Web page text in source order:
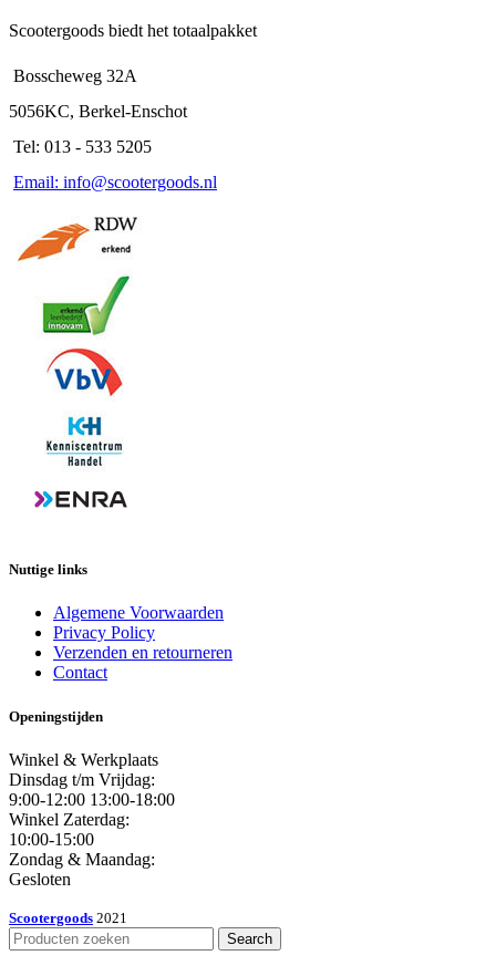
Scootergoods biedt het totaalpakket
Bosscheweg 32A
5056KC, Berkel-Enschot
Tel: 013 - 533 5205
Email: info@scootergoods.nl
Nuttige links
Algemene Voorwaarden
Privacy Policy
Verzenden en retourneren
Contact
Openingstijden
Winkel & Werkplaats
Dinsdag t/m Vrijdag:
9:00-12:00 13:00-18:00
Winkel Zaterdag:
10:00-15:00
Zondag & Maandag:
Gesloten
Scootergoods 2021
Search